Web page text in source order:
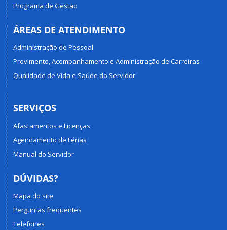
Programa de Gestão
ÁREAS DE ATENDIMENTO
Administração de Pessoal
Provimento, Acompanhamento e Administração de Carreiras
Qualidade de Vida e Saúde do Servidor
SERVIÇOS
Afastamentos e Licenças
Agendamento de Férias
Manual do Servidor
DÚVIDAS?
Mapa do site
Perguntas frequentes
Telefones